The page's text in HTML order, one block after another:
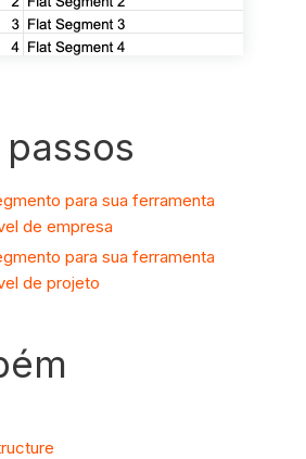
para sua ferramenta
de empresa
para sua ferramenta
de projeto